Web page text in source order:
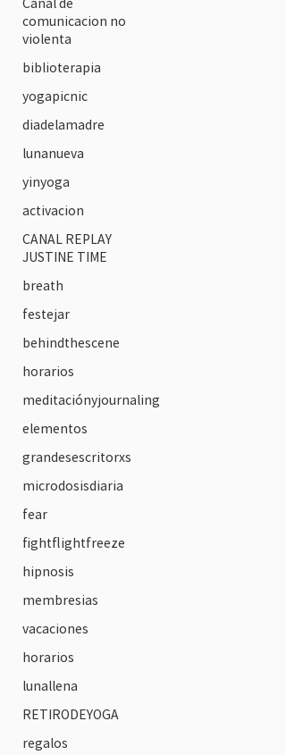
comunicacion no
violenta
biblioterapia
yogapicnic
diadelamadre
lunanueva
yinyoga
activacion
CANAL REPLAY
JUSTINE TIME
breath
festejar
behindthescene
horarios
meditaciónyjournaling
elementos
grandesescritorxs
microdosisdiaria
fear
fightflightfreeze
hipnosis
membresias
vacaciones
horarios
lunallena
RETIRODEYOGA
regalos